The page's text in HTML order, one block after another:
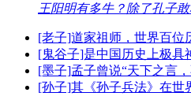
王阳明有多牛？除了孔子
[老子]道家祖师，世界百位
[鬼谷子]是中国历史上极具
[墨子]孟子曾说“天下之言
[孙子]其《孙子兵法》在世